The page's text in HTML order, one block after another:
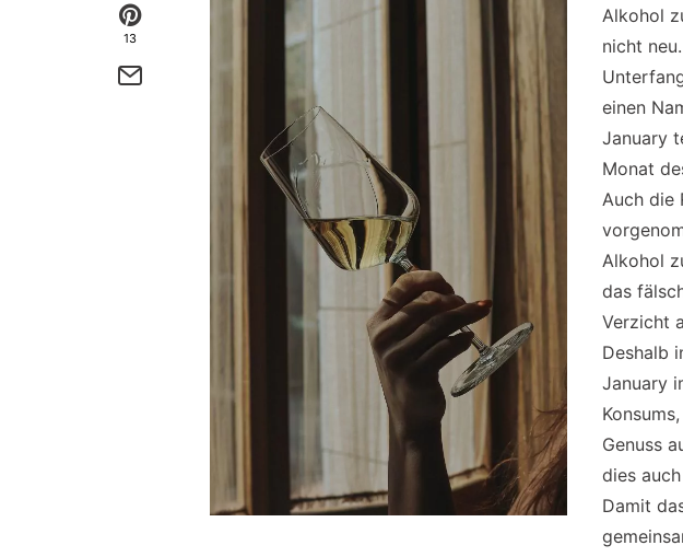
13
Alkohol
nicht
einen
January
Monat
Auch die
Alkohol
das
Verzicht
Deshalb
January
Genuss
dies
Damit